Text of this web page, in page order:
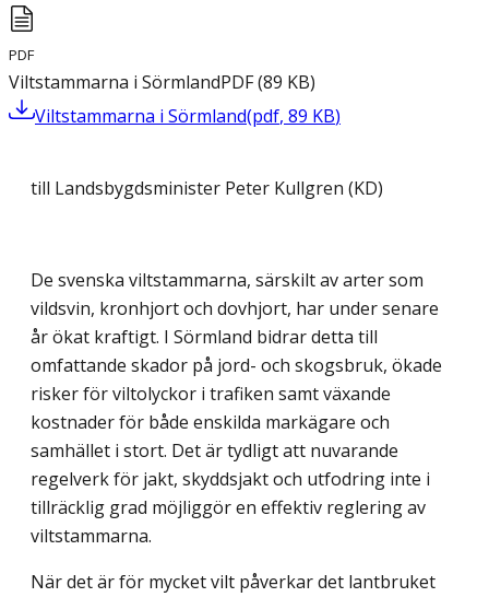
PDF
Viltstammarna i SörmlandPDF(89 KB)
Viltstammarna i Sörmland(pdf, 89 KB)
till Landsbygdsminister Peter Kullgren (KD)
De svenska viltstammarna, särskilt av arter som
vildsvin, kronhjort och dovhjort, har under senare
år ökat kraftigt. I Sörmland bidrar detta till
omfattande skador på jord- och skogsbruk, ökade
risker för viltolyckor i trafiken samt växande
kostnader för både enskilda markägare och
samhället i stort. Det är tydligt att nuvarande
regelverk för jakt, skyddsjakt och utfodring inte i
tillräcklig grad möjliggör en effektiv reglering av
viltstammarna.
När det är för mycket vilt påverkar det lantbruket